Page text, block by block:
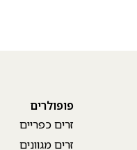
פופולרים
זרים כפריים
זרים מגוונים